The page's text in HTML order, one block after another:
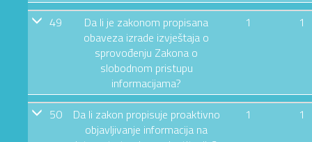
49
Da li je zakonom propisana
obaveza izrade izvještaja o
sprovođenju Zakona o
slobodnom pristupu
informacijama?
1 1
50
Da li zakon propisuje proaktivno
objavljivanje informacija na
1 1